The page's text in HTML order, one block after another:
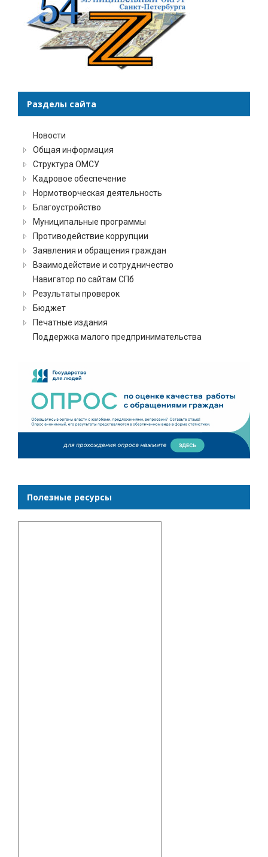
Разделы сайта
Новости
Общая информация
Структура ОМСУ
Кадровое обеспечение
Нормотворческая деятельность
Благоустройство
Муниципальные программы
Противодействие коррупции
Заявления и обращения граждан
Взаимодействие и сотрудничество
Навигатор по сайтам СПб
Результаты проверок
Бюджет
Печатные издания
Поддержка малого предпринимательства
Полезные ресурсы